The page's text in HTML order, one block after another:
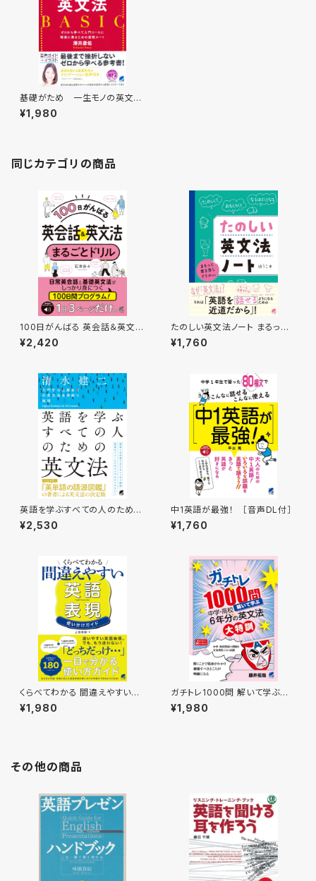
基礎がため 一生モノの英文
法 BASIC MP3 CD-ROM
付き
¥1,980
同じカテゴリの商品
100日がんばる 英会話＆英文法
まるごとドリル ［音声DL付］
¥2,420
たのしい英文法ノート まるっと
書き写しドリル付き
¥1,760
英語を学ぶすべての人のための
英文法
¥2,530
中1英語が最強！ ［音声DL付］
¥1,760
くらべてわかる 間違えやすい英
語表現 使い分けガイド
¥1,980
ガチトレ1000問 解いて学ぶ中
学・高校6年分の英文法大特訓
¥1,980
その他の商品